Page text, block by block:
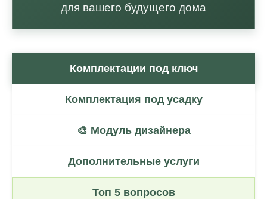
для вашего будущего дома
Комплектации под ключ
Комплектация под усадку
🎨 Модуль дизайнера
Дополнительные услуги
Топ 5 вопросов